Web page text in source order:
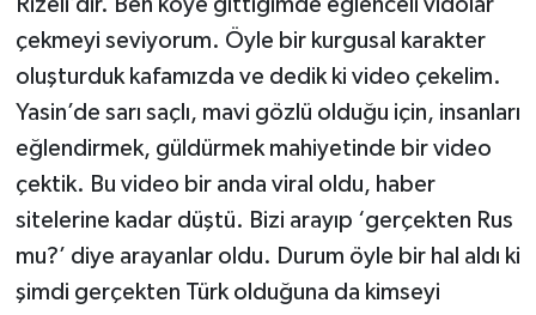
Rizeli’dir. Ben köye gittiğimde eğlenceli vidolar
çekmeyi seviyorum. Öyle bir kurgusal karakter
oluşturduk kafamızda ve dedik ki video çekelim.
Yasin’de sarı saçlı, mavi gözlü olduğu için, insanları
eğlendirmek, güldürmek mahiyetinde bir video
çektik. Bu video bir anda viral oldu, haber
sitelerine kadar düştü. Bizi arayıp ‘gerçekten Rus
mu?’ diye arayanlar oldu. Durum öyle bir hal aldı ki
şimdi gerçekten Türk olduğuna da kimseyi